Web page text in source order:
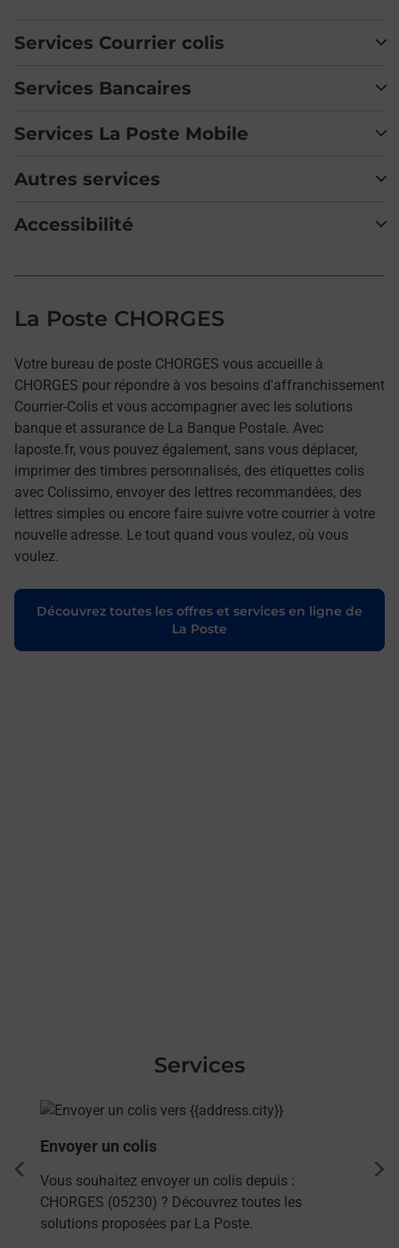
Services Courrier colis
Services Bancaires
Services La Poste Mobile
Autres services
Accessibilité
La Poste CHORGES
Votre bureau de poste CHORGES vous accueille à
CHORGES pour répondre à vos besoins d'affranchissement
Courrier-Colis et vous accompagner avec les solutions
banque et assurance de La Banque Postale. Avec
laposte.fr, vous pouvez également, sans vous déplacer,
imprimer des timbres personnalisés, des étiquettes colis
avec Colissimo, envoyer des lettres recommandées, des
lettres simples ou encore faire suivre votre courrier à votre
nouvelle adresse. Le tout quand vous voulez, où vous
voulez.
Découvrez toutes les offres et services en ligne de
La Poste
Services
En savoir plus
Envoyer un colis
Vous souhaitez envoyer un colis depuis :
CHORGES (05230) ? Découvrez toutes les
solutions proposées par La Poste.